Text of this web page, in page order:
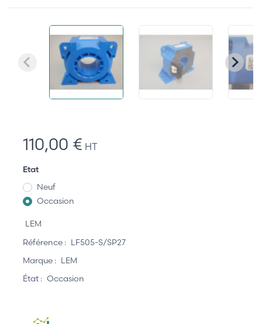
110,00 € HT
Etat
Neuf
Occasion
LEM
Référence : LF505-S/SP27
Marque : LEM
État : Occasion